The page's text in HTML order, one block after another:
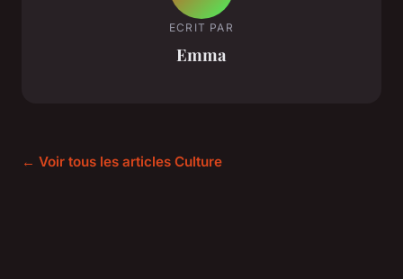
ECRIT PAR
Emma
← Voir tous les articles Culture